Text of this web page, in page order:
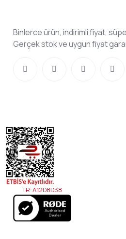
Binlerce ürün, indirimli fiyat,
Gerçek stok ve uygun fiyat
TR-A12D8D38